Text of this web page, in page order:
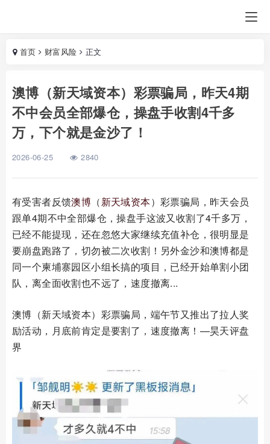
首页 财富风险 正文
澳博（新天域资本）彩票骗局，昨天4期
不中会员全部爆仓，操盘手收割4千多
万，下个就是金沙了！
2026-06-25 2840
有受害者反馈澳博 （新天域资本）彩票骗局，昨天会员
跟单4期不中全部爆仓，操盘手这波又收割了4千多万，
已经不能提现，还在忽悠大家继续充值补仓，很明显是
要崩盘跑路了，切勿被二次收割！另外金沙和澳博都是
同一个柬埔寨园区小组长搞的项目，已经开始单割小团
队，离全面收割也不远了，速度撤离...
澳博（新天域资本）彩票骗局，端午节又推出了拉人奖
励活动，月底前肯定是要割了，速度撤离！—昊天评盘
界